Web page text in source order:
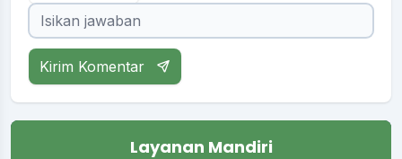
Kirim Komentar
Layanan Mandiri